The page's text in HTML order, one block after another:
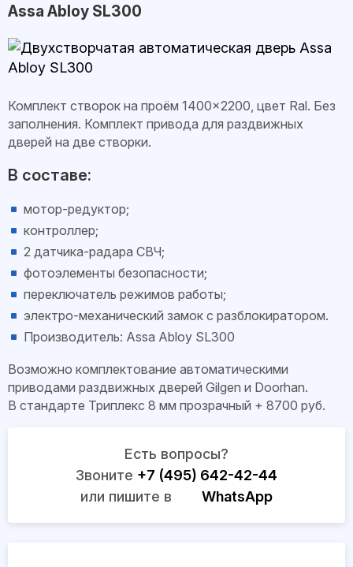
Assa Abloy SL300
Комплект створок на проём 1400×2200, цвет Ral. Без
заполнения. Комплект привода для раздвижных
дверей на две створки.
В составе:
мотор-редуктор;
контроллер;
2 датчика-радара СВЧ;
фотоэлементы безопасности;
переключатель режимов работы;
электро-механический замок с разблокиратором.
Производитель: Assa Abloy SL300
Возможно комплектование автоматическими
приводами раздвижных дверей Gilgen и Doorhan.
В стандарте Триплекс 8 мм прозрачный + 8700 руб.
Есть вопросы?
Звоните +7 (495) 642-42-44
или пишите в
WhatsApp